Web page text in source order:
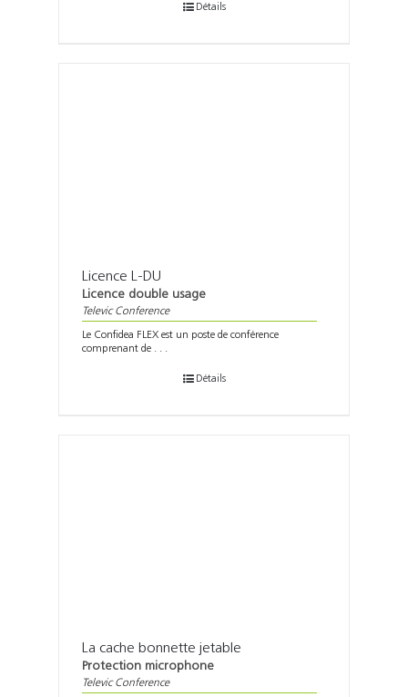
Détails
Licence L-DU
Licence double usage
Televic Conference
Le Confidea FLEX est un poste de conférence
comprenant de . . .
Détails
La cache bonnette jetable
Protection microphone
Televic Conference